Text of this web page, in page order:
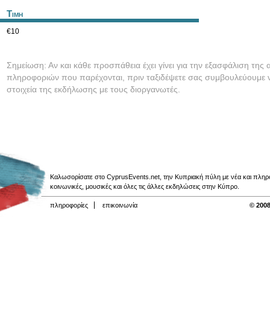
Τιμη
€10
Σημείωση: Αν και κάθε προσπάθεια έχει γίνει για την εξασφάλιση της
πληροφοριών που παρέχονται, πριν ταξιδέψετε σας συμβουλεύουμε
στοιχεία της εκδήλωσης με τους διοργανωτές.
Καλωσορίσατε στο CyprusEvents.net, την Κυπριακή πύλη με νέα και
κοινωνικές, μουσικές και όλες τις άλλες εκδηλώσεις στην Κύπρο.
πληροφορίες επικοινωνία ©